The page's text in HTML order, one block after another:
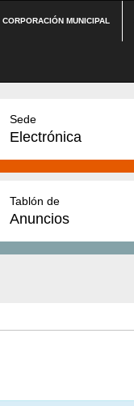
CORPORACIÓN MUNICIPAL
Sede
Electrónica
Tablón de
Anuncios